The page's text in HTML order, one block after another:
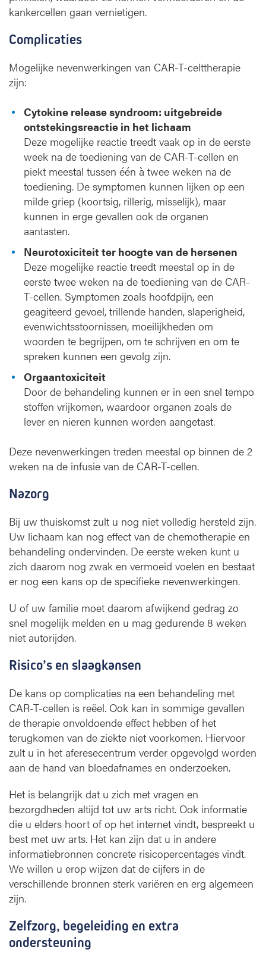
kankercellen gaan vernietigen.
Complicaties
Mogelijke nevenwerkingen van CAR-T-celttherapie
zijn:
Cytokine release syndroom: uitgebreide
ontstekingsreactie in het lichaam
Deze mogelijke reactie treedt vaak op in de eerste
week na de toediening van de CAR-T-cellen en
piekt meestal tussen één à twee weken na de
toediening. De symptomen kunnen lijken op een
milde griep (koortsig, rillerig, misselijk), maar
kunnen in erge gevallen ook de organen
aantasten.
Neurotoxiciteit ter hoogte van de hersenen
Deze mogelijke reactie treedt meestal op in de
eerste twee weken na de toediening van de CAR-
T-cellen. Symptomen zoals hoofdpijn, een
geagiteerd gevoel, trillende handen, slaperigheid,
evenwichtsstoornissen, moeilijkheden om
woorden te begrijpen, om te schrijven en om te
spreken kunnen een gevolg zijn.
Orgaantoxiciteit
Door de behandeling kunnen er in een snel tempo
stoffen vrijkomen, waardoor organen zoals de
lever en nieren kunnen worden aangetast.
Deze nevenwerkingen treden meestal op binnen de 2
weken na de infusie van de CAR-T-cellen.
Nazorg
Bij uw thuiskomst zult u nog niet volledig hersteld zijn.
Uw lichaam kan nog effect van de chemotherapie en
behandeling ondervinden. De eerste weken kunt u
zich daarom nog zwak en vermoeid voelen en bestaat
er nog een kans op de specifieke nevenwerkingen.
U of uw familie moet daarom afwijkend gedrag zo
snel mogelijk melden en u mag gedurende 8 weken
niet autorijden.
Risico’s en slaagkansen
De kans op complicaties na een behandeling met
CAR-T-cellen is reëel. Ook kan in sommige gevallen
de therapie onvoldoende effect hebben of het
terugkomen van de ziekte niet voorkomen. Hiervoor
zult u in het aferesecentrum verder opgevolgd worden
aan de hand van bloedafnames en onderzoeken.
Het is belangrijk dat u zich met vragen en
bezorgdheden altijd tot uw arts richt. Ook informatie
die u elders hoort of op het internet vindt, bespreekt u
best met uw arts. Het kan zijn dat u in andere
informatiebronnen concrete risicopercentages vindt.
We willen u erop wijzen dat de cijfers in de
verschillende bronnen sterk variëren en erg algemeen
zijn.
Zelfzorg, begeleiding en extra
ondersteuning